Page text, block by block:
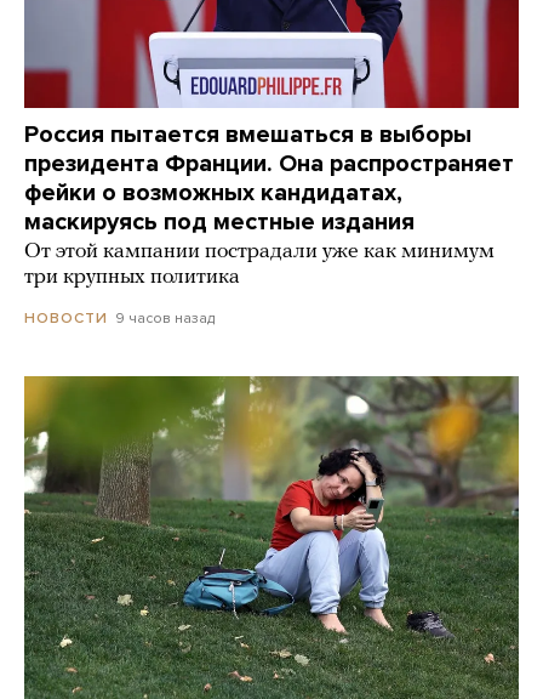
Россия пытается вмешаться в выборы
президента Франции. Она распространяет
фейки о возможных кандидатах,
маскируясь под местные издания
От этой кампании пострадали уже как минимум
три крупных политика
НОВОСТИ 9 часов назад